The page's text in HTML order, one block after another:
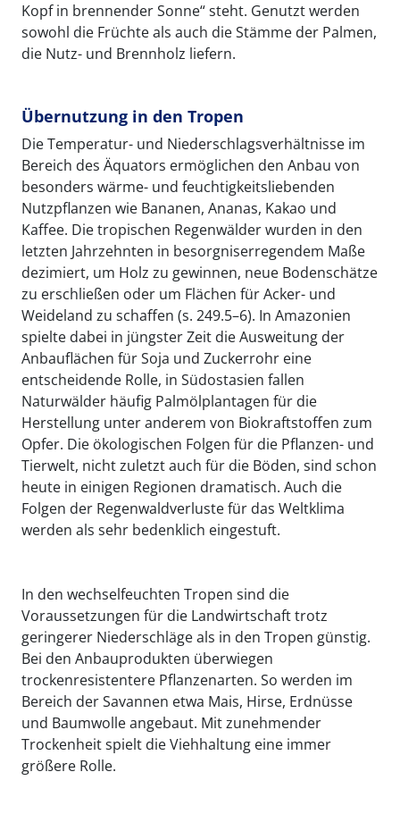
Kopf in brennender Sonne“ steht. Genutzt werden
sowohl die Früchte als auch die Stämme der Palmen,
die Nutz- und Brennholz liefern.
Übernutzung in den Tropen
Die Temperatur- und Niederschlagsverhältnisse im
Bereich des Äquators ermöglichen den Anbau von
besonders wärme- und feuchtigkeitsliebenden
Nutzpflanzen wie Bananen, Ananas, Kakao und
Kaffee. Die tropischen Regenwälder wurden in den
letzten Jahrzehnten in besorgniserregendem Maße
dezimiert, um Holz zu gewinnen, neue Bodenschätze
zu erschließen oder um Flächen für Acker- und
Weideland zu schaffen (s. 249.5–6). In Amazonien
spielte dabei in jüngster Zeit die Ausweitung der
Anbauflächen für Soja und Zuckerrohr eine
entscheidende Rolle, in Südostasien fallen
Naturwälder häufig Palmölplantagen für die
Herstellung unter anderem von Biokraftstoffen zum
Opfer. Die ökologischen Folgen für die Pflanzen- und
Tierwelt, nicht zuletzt auch für die Böden, sind schon
heute in einigen Regionen dramatisch. Auch die
Folgen der Regenwaldverluste für das Weltklima
werden als sehr bedenklich eingestuft.
In den wechselfeuchten Tropen sind die
Voraussetzungen für die Landwirtschaft trotz
geringerer Niederschläge als in den Tropen günstig.
Bei den Anbauprodukten überwiegen
trockenresistentere Pflanzenarten. So werden im
Bereich der Savannen etwa Mais, Hirse, Erdnüsse
und Baumwolle angebaut. Mit zunehmender
Trockenheit spielt die Viehhaltung eine immer
größere Rolle.